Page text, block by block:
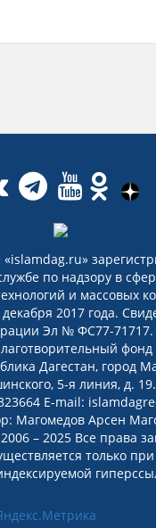
по надзору в
и массовых
2017 года.
Эл № ФС77-71717.
фонд
Дагестан, город
5-я линия, д. 19.
E-mail:
Магомедов Арсен
2006 – 2025 Все права
только